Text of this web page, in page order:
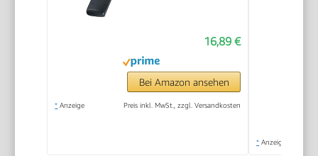
16,89 €
Bei Amazon ansehen
* Anzeige Preis inkl. MwSt., zzgl. Versandkosten
* Anzeige